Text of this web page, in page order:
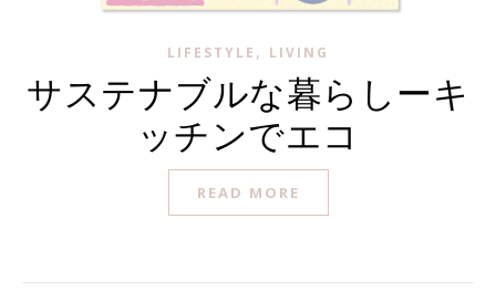
LIFESTYLE , LIVING
サステナブルな暮らしーキ
ッチンでエコ
READ MORE